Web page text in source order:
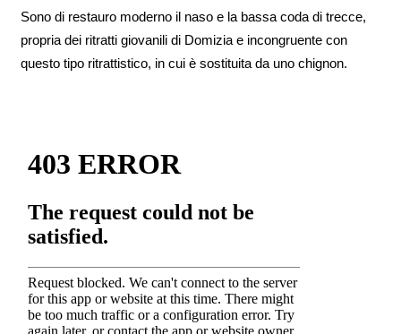
Sono di restauro moderno il naso e la bassa coda di trecce,
propria dei ritratti giovanili di Domizia e incongruente con
questo tipo ritrattistico, in cui è sostituita da uno chignon.